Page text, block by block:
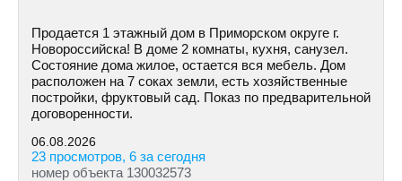
Продается 1 этажный дом в Приморском округе г.
Новороссийска! В доме 2 комнаты, кухня, санузел.
Состояние дома жилое, остается вся мебель. Дом
расположен на 7 соках земли, есть хозяйственные
постройки, фруктовый сад. Показ по предварительной
договоренности.
06.08.2026
23 просмотров, 6 за сегодня
номер объекта 130032573